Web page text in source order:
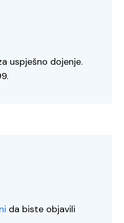
uspješno dojenje.
da biste objavili